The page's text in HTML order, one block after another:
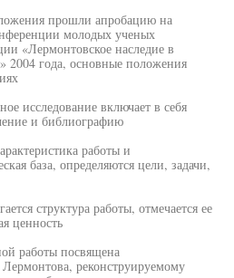
прошли апробацию на
молодых ученых
«Лермонтовское наследие в
2004 года, основные положения
исследование включает в себя
и библиографию
работы и
база, определяются цели, задачи,
структура работы, отмечается ее
ценность
работы посвящена
реконструируемому